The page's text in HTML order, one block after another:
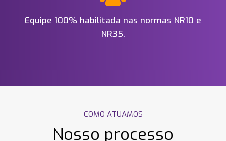
Equipe 100% habilitada nas normas NR10 e
NR35.
COMO ATUAMOS
Nosso processo